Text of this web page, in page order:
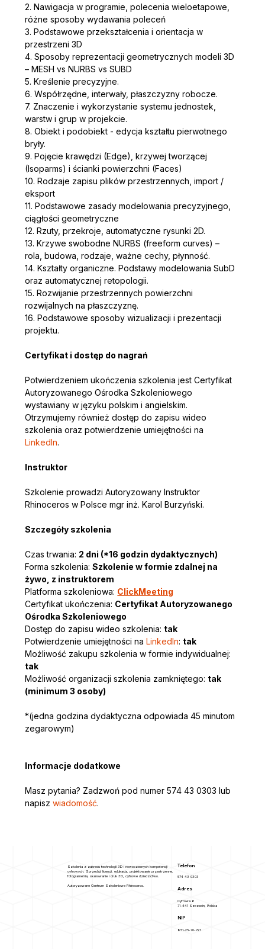
2. Nawigacja w programie, polecenia wieloetapowe,
różne sposoby wydawania poleceń
3. Podstawowe przekształcenia i orientacja w
przestrzeni 3D
4. Sposoby reprezentacji geometrycznych modeli 3D
– MESH vs NURBS vs SUBD
5. Kreślenie precyzyjne.
6. Współrzędne, interwały, płaszczyzny robocze.
7. Znaczenie i wykorzystanie systemu jednostek,
warstw i grup w projekcie.
8. Obiekt i podobiekt - edycja kształtu pierwotnego
bryły.
9. Pojęcie krawędzi (Edge), krzywej tworzącej
(Isoparms) i ścianki powierzchni (Faces)
10. Rodzaje zapisu plików przestrzennych, import /
eksport
11. Podstawowe zasady modelowania precyzyjnego,
ciągłości geometryczne
12. Rzuty, przekroje, automatyczne rysunki 2D.
13. Krzywe swobodne NURBS (freeform curves) –
rola, budowa, rodzaje, ważne cechy, płynność.
14. Kształty organiczne. Podstawy modelowania SubD
oraz automatycznej retopologii.
15. Rozwijanie przestrzennych powierzchni
rozwijalnych na płaszczyznę.
16. Podstawowe sposoby wizualizacji i prezentacji
projektu.
Certyfikat i dostęp do nagrań
Potwierdzeniem ukończenia szkolenia jest Certyfikat
Autoryzowanego Ośrodka Szkoleniowego
wystawiany w języku polskim i angielskim.
Otrzymujemy również dostęp do zapisu wideo
szkolenia oraz potwierdzenie umiejętności na
LinkedIn.
Instruktor
Szkolenie prowadzi Autoryzowany Instruktor
Rhinoceros w Polsce mgr inż. Karol Burzyński.
Szczegóły szkolenia
Czas trwania: 2 dni (*16 godzin dydaktycznych)
Forma szkolenia: Szkolenie w formie zdalnej na
żywo, z instruktorem
Platforma szkoleniowa: ClickMeeting
Certyfikat ukończenia: Certyfikat Autoryzowanego
Ośrodka Szkoleniowego
Dostęp do zapisu wideo szkolenia: tak
Potwierdzenie umiejętności na LinkedIn: tak
Możliwość zakupu szkolenia w formie indywidualnej:
tak
Możliwość organizacji szkolenia zamkniętego: tak
(minimum 3 osoby)
*(jedna godzina dydaktyczna odpowiada 45 minutom
zegarowym)
Informacje dodatkowe
Masz pytania? Zadzwoń pod numer 574 43 0303 lub
napisz wiadomość.
Szkolenia z zakresu technologii 3D i nowoczesnych kompetencji
cyfrowych. Sprzedaż licencji, edukacja, projektowanie przestrzenne,
fotogrametria, skanowanie i druk 3D, cyfrowe dziedzictwo.
Autoryzowane Centrum Szkoleniowe Rhinoceros.
Telefon
574 43 0303
Adres
Cyfrowa 6
71-441 Szczecin, Polska
NIP
851-25-70-727